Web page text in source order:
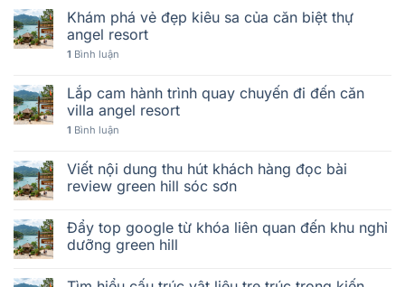
Khám phá vẻ đẹp kiêu sa của căn biệt thự
angel resort
1 Bình luận
Lắp cam hành trình quay chuyến đi đến căn
villa angel resort
1 Bình luận
Viết nội dung thu hút khách hàng đọc bài
review green hill sóc sơn
Đẩy top google từ khóa liên quan đến khu nghỉ
dưỡng green hill